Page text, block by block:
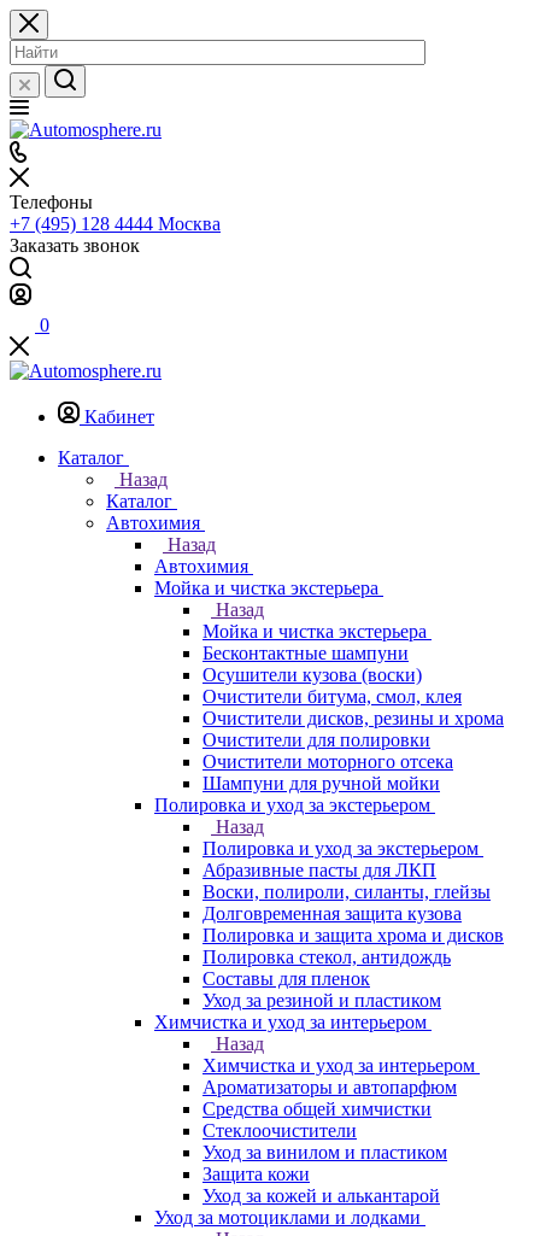
Телефоны
+7 (495) 128 4444 Москва
Заказать звонок
0
Кабинет
Каталог
Назад
Каталог
Автохимия
Назад
Автохимия
Мойка и чистка экстерьера
Назад
Мойка и чистка экстерьера
Бесконтактные шампуни
Осушители кузова (воски)
Очистители битума, смол, клея
Очистители дисков, резины и хрома
Очистители для полировки
Очистители моторного отсека
Шампуни для ручной мойки
Полировка и уход за экстерьером
Назад
Полировка и уход за экстерьером
Абразивные пасты для ЛКП
Воски, полироли, силанты, глейзы
Долговременная защита кузова
Полировка и защита хрома и дисков
Полировка стекол, антидождь
Составы для пленок
Уход за резиной и пластиком
Химчистка и уход за интерьером
Назад
Химчистка и уход за интерьером
Ароматизаторы и автопарфюм
Средства общей химчистки
Стеклоочистители
Уход за винилом и пластиком
Защита кожи
Уход за кожей и алькантарой
Уход за мотоциклами и лодками